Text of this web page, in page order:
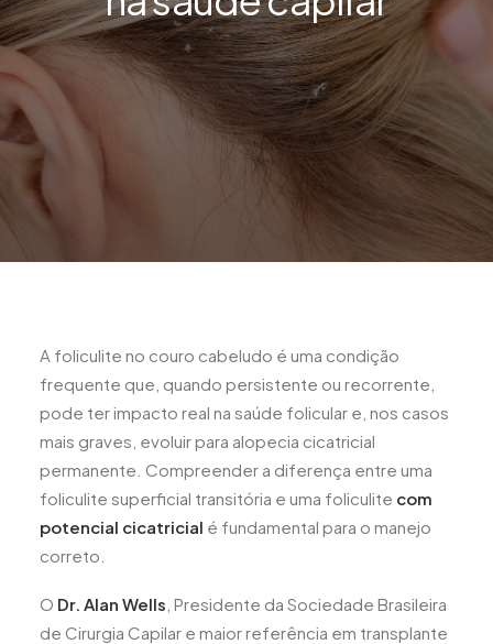
A foliculite no couro cabeludo é uma condição
frequente que, quando persistente ou recorrente,
pode ter impacto real na saúde folicular e, nos casos
mais graves, evoluir para alopecia cicatricial
permanente. Compreender a diferença entre uma
foliculite superficial transitória e uma foliculite com
potencial cicatricial é fundamental para o manejo
correto.
O Dr. Alan Wells , Presidente da Sociedade Brasileira
de Cirurgia Capilar e maior referência em transplante